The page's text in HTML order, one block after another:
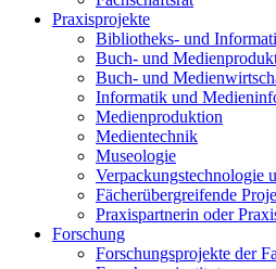
Praxisprojekte
Bibliotheks- und
Buch- und
Buch- und
Informatik und
Medienproduktion
Medientechnik
Museologie
Verpackungstechnologie
Fächerübergreifende
Praxispartnerin oder
Forschung
Forschungsprojekte der